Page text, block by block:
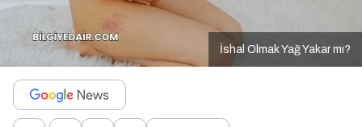
İshal Olmak Yağ Yakar mı?